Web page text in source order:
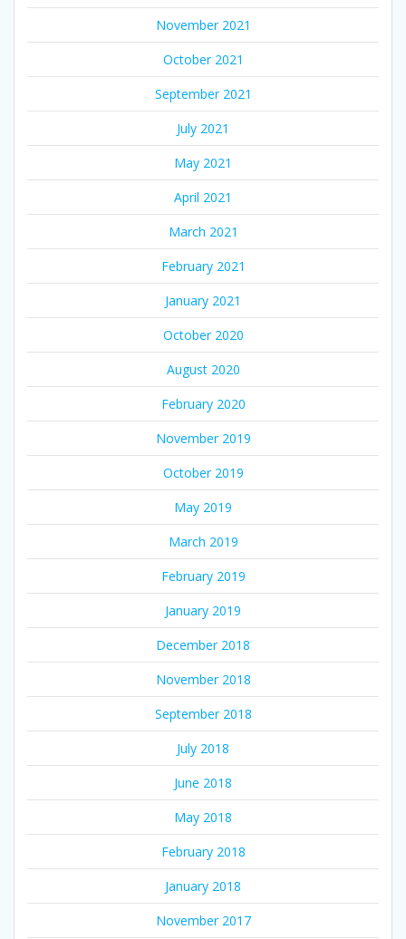
November 2021
October 2021
September 2021
July 2021
May 2021
April 2021
March 2021
February 2021
January 2021
October 2020
August 2020
February 2020
November 2019
October 2019
May 2019
March 2019
February 2019
January 2019
December 2018
November 2018
September 2018
July 2018
June 2018
May 2018
February 2018
January 2018
November 2017